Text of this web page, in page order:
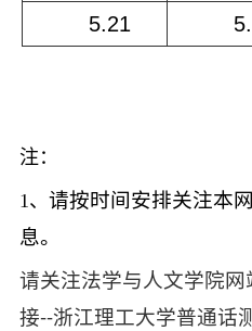
5.21
注：
1、 请按时间安排关注本
息。
请关注法学与人文学院网
接--浙江理工大学普通话